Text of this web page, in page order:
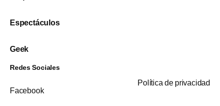
Espectáculos
Geek
Redes Sociales
Facebook
Política de privacidad